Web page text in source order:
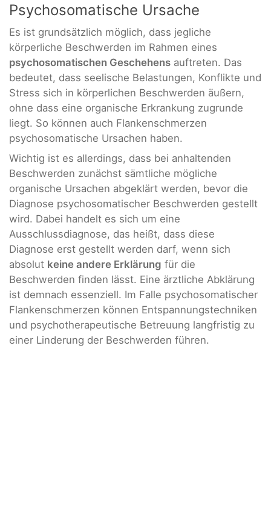
Psychosomatische Ursache
Es ist grundsätzlich möglich, dass jegliche
körperliche Beschwerden im Rahmen eines
psychosomatischen Geschehens auftreten. Das
bedeutet, dass seelische Belastungen, Konflikte und
Stress sich in körperlichen Beschwerden äußern,
ohne dass eine organische Erkrankung zugrunde
liegt. So können auch Flankenschmerzen
psychosomatische Ursachen haben.
Wichtig ist es allerdings, dass bei anhaltenden
Beschwerden zunächst sämtliche mögliche
organische Ursachen abgeklärt werden, bevor die
Diagnose psychosomatischer Beschwerden gestellt
wird. Dabei handelt es sich um eine
Ausschlussdiagnose, das heißt, dass diese
Diagnose erst gestellt werden darf, wenn sich
absolut keine andere Erklärung für die
Beschwerden finden lässt. Eine ärztliche Abklärung
ist demnach essenziell. Im Falle psychosomatischer
Flankenschmerzen können Entspannungstechniken
und psychotherapeutische Betreuung langfristig zu
einer Linderung der Beschwerden führen.